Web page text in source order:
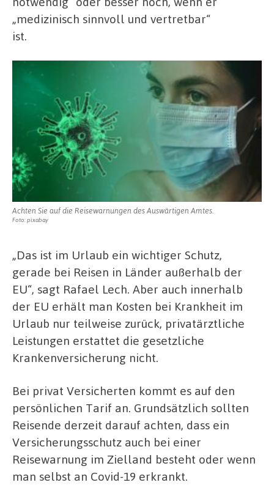
„medizinisch sinnvoll und vertretbar“
ist.
Achten Sie auf die Reisewarnungen des Auswärtigen Amtes.
Foto: pixabay
„Das ist im Urlaub ein wichtiger Schutz,
gerade bei Reisen in Länder außerhalb der
EU“, sagt Rafael Lech. Aber auch innerhalb
der EU erhält man Kosten bei Krankheit im
Urlaub nur teilweise zurück, privatärztliche
Leistungen erstattet die gesetzliche
Krankenversicherung nicht.
Bei privat Versicherten kommt es auf den
persönlichen Tarif an. Grundsätzlich sollten
Reisende derzeit darauf achten, dass ein
Versicherungsschutz auch bei einer
Reisewarnung im Zielland besteht oder wenn
man selbst an Covid-19 erkrankt.